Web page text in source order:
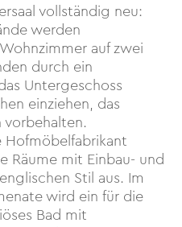
vollständig neu:
werden
auf zwei
durch ein
Untergeschoss
einziehen, das
vorbehalten.
Hofmöbelfabrikant
Räume mit Einbau- und
Stil aus. Im
wird ein für die
Bad mit